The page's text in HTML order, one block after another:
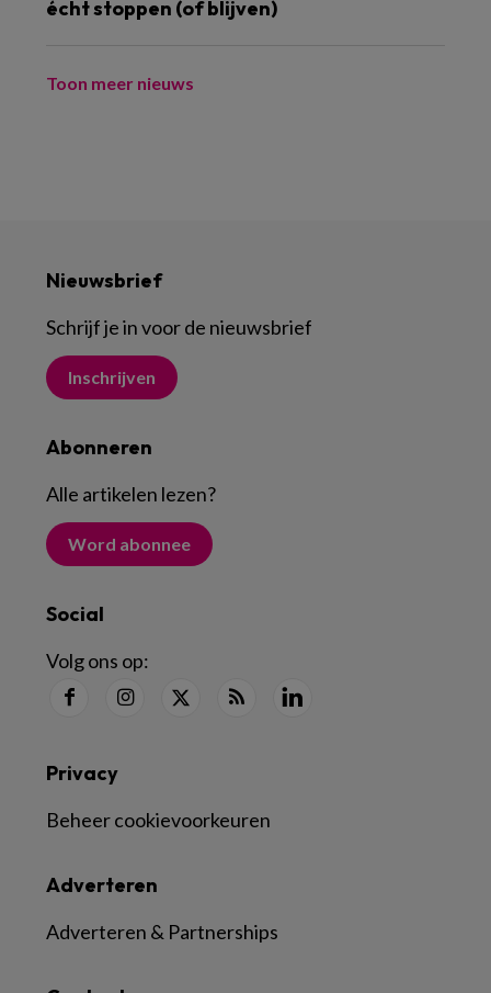
écht stoppen (of blijven)
Toon meer nieuws
Nieuwsbrief
Schrijf je in voor de nieuwsbrief
Inschrijven
Abonneren
Alle artikelen lezen?
Word abonnee
Social
Volg ons op:
Adverteren
Adverteren & Partnerships
Privacy
Beheer cookievoorkeuren